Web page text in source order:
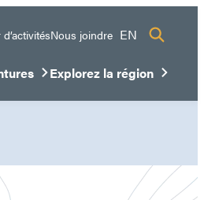
Nous joindre EN
menuExplorez la région
Ouvrir/Fermer le sous-